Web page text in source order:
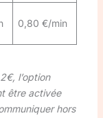
0,80 €/min
l’option
être activée
hors